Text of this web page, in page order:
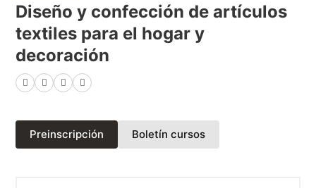
Diseño y confección de artículos
textiles para el hogar y
decoración
Preinscripción Boletín cursos(abre en una nueva